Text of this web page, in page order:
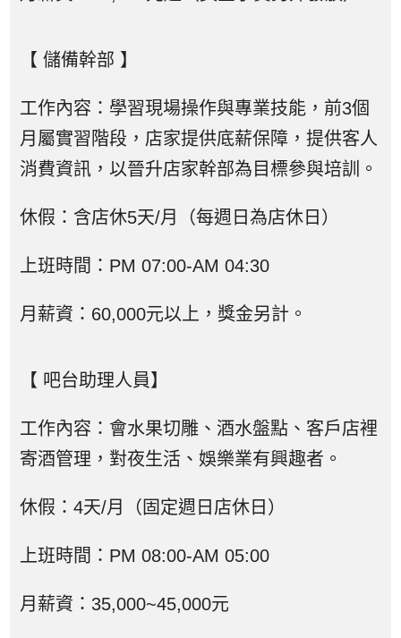
【 儲備幹部 】
工作內容：學習現場操作與專業技能，前3個
月屬實習階段，店家提供底薪保障，提供客人
消費資訊，以晉升店家幹部為目標參與培訓。
休假：含店休5天/月（每週日為店休日）
上班時間：PM 07:00-AM 04:30
月薪資：60,000元以上，獎金另計。
【 吧台助理人員】
工作內容：會水果切雕、酒水盤點、客戶店裡
寄酒管理，對夜生活、娛樂業有興趣者。
休假：4天/月（固定週日店休日）
上班時間：PM 08:00-AM 05:00
月薪資：35,000~45,000元